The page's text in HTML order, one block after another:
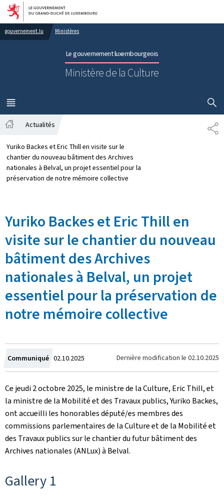
Aller au menu principal
Aller au contenu
gouvernement.lu Ministères
Le gouvernement luxembourgeois
Ministère de la Culture
MENU
PRINCIPAL
Actualités
Yuriko Backes et Eric Thill en visite sur le
chantier du nouveau bâtiment des Archives
nationales à Belval, un projet essentiel pour la
préservation de notre mémoire collective
Yuriko Backes et Eric Thill en
visite sur le chantier du nouveau
bâtiment des Archives
nationales à Belval, un projet
essentiel pour la préservation de
notre mémoire collective
Communiqué Crée
le
02.10.2025 Dernière modification le 02.10.2025
Ce jeudi 2 octobre 2025, le ministre de la Culture, Eric Thill, et
la ministre de la Mobilité et des Travaux publics, Yuriko Backes,
ont accueilli les honorables député/es membres des
commissions parlementaires de la Culture et de la Mobilité et
des Travaux publics sur le chantier du futur bâtiment des
Archives nationales (ANLux) à Belval.
Gallery 1